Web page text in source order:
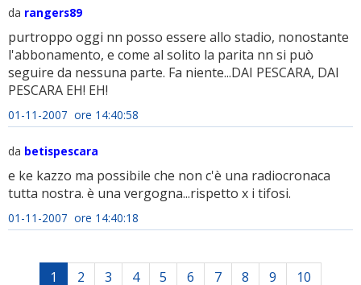
da rangers89
purtroppo oggi nn posso essere allo stadio, nonostante
l'abbonamento, e come al solito la parita nn si può
seguire da nessuna parte. Fa niente...DAI PESCARA, DAI
PESCARA EH! EH!
01-11-2007 ore 14:40:58
da betispescara
e ke kazzo ma possibile che non c'è una radiocronaca
tutta nostra. è una vergogna...rispetto x i tifosi.
01-11-2007 ore 14:40:18
1 2 3 4 5 6 7 8 9 10